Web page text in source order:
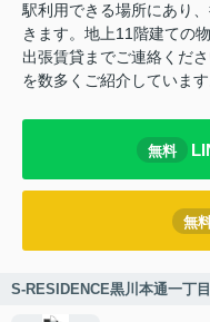
駅利用できる場所にあり
きます。地上11階建ての
出張賃貸までご連絡くだ
を数多くご紹介しています
無料
無
S-RESIDENCE黒川本通一丁